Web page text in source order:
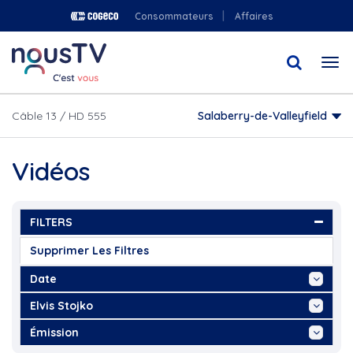
au
contenu
principal
Consommateurs Affaires
Câble 13 / HD 555 Salaberry-de-Valleyfield
Vidéos
FILTERS
Supprimer Les Filtres
Date
Aujourd'hui
Cette Semaine
Ce Mois
Elvis Stojko
Académie sportive du Noir et...
Arbre de Noël
Émission